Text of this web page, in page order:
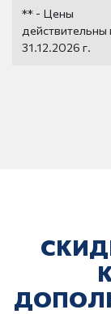
** - Цены
действительны
31.12.2026 г.